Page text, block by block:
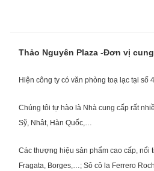
Thảo Nguyên Plaza -Đơn vị
Hiện công ty có văn phòng toạ lạc tại
Chúng tôi tự hào là Nhà cung cấp rất
Sỹ, Nhât, Hàn Quốc,…
Các thượng hiệu sản phẩm cao cấp,
Fragata, Borges,…; Sô cô la Ferrero